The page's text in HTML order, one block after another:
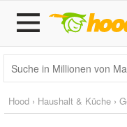
Hood › Haushalt & Küche ›